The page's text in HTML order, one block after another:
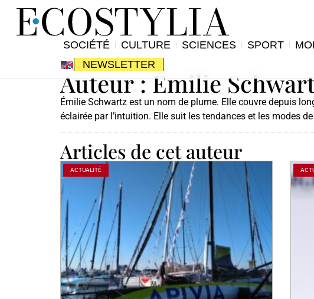
SOCIÉTÉ CULTURE SCIENCES SPORT
NEWSLETTER
Auteur : Émilie
Émilie Schwartz est un nom de plume. Elle couvre depuis
éclairée par l’intuition. Elle suit les tendances et les modes
Articles de cet auteur
ACTUALITÉ